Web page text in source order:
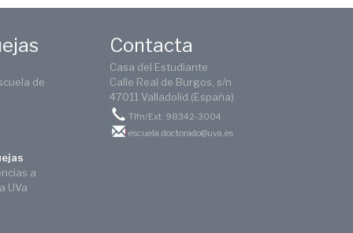
de
a
UVa
Contacta
Casa del Estudiante
Calle Real de Burgos, s/n
47011 Valladolid (España)
Tlfn/Ext: 98342-3004
escuela.doctorado@uva.es